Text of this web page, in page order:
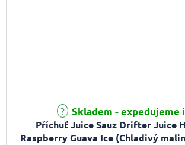
Příchuť Juice Sauz Drifter Juice
Raspberry Guava Ice (Chladivý
Skladem - expedujeme